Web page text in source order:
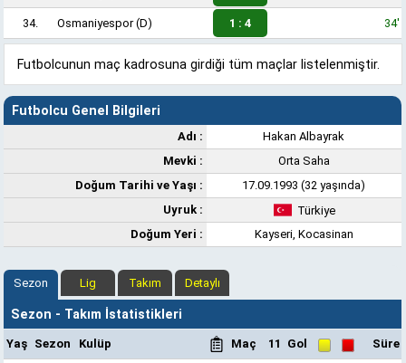
34. Osmaniyespor(D) 1 : 4 34'
Futbolcunun maç kadrosuna girdiği tüm maçlar listelenmiştir.
Futbolcu Genel Bilgileri
Adı :
Hakan Albayrak
Mevki :
Orta Saha
Doğum Tarihi ve Yaşı :
17.09.1993 (32 yaşında)
Uyruk :
Türkiye
Doğum Yeri :
Kayseri, Kocasinan
Sezon Lig Takım Detaylı
Sezon - Takım İstatistikleri
Yaş Sezon Kulüp Maç 11 Gol
Süre